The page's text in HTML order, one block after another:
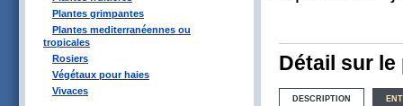
Plantes grimpantes
Plantes mediterranéennes ou
tropicales
Rosiers
Végétaux pour haies
Vivaces
Détail sur
DESCRIPTION